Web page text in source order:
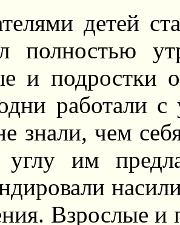
детей
полностью
и подростки
работали
знали, чем
им
Взрослые и